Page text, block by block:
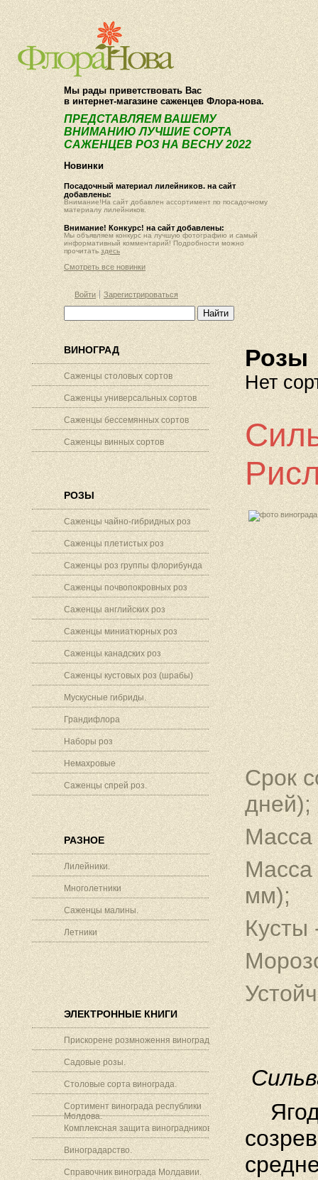
О компании Как купить
Мы рады приветствовать Вас
в интернет-магазине саженцев Флора-нова.
ПРЕДСТАВЛЯЕМ ВАШЕМУ
ВНИМАНИЮ ЛУЧШИЕ СОРТА
САЖЕНЦЕВ РОЗ НА ВЕСНУ 2022
Новинки
Посадочный материал лилейников. на сайт
добавлены:
Внимание!На сайт добавлен ассортимент по посадочному
материалу лилейников.
Внимание! Конкурс! на сайт добавлены:
Мы объявляем конкурс на лучшую фотографию и самый
информативный комментарий! Подробности можно
прочитать здесь
Смотреть все новинки
Войти Зарегистрироваться
ВИНОГРАД
Саженцы столовых сортов
Саженцы универсальных сортов
Саженцы бессемянных сортов
Саженцы винных сортов
РОЗЫ
Саженцы чайно-гибридных роз
Саженцы плетистых роз
Саженцы роз группы флорибунда
Саженцы почвопокровных роз
Саженцы английских роз
Саженцы миниатюрных роз
Саженцы канадских роз
Саженцы кустовых роз (шрабы)
Мускусные гибриды.
Грандифлора
Наборы роз
Немахровые
Саженцы спрей роз.
РАЗНОЕ
Лилейники.
Многолетники
Саженцы малины.
Летники
ЭЛЕКТРОННЫЕ КНИГИ
Прискорене розмноження винограду.
Садовые розы.
Столовые сорта винограда.
Сортимент винограда республики
Молдова.
Комплексная защита виноградников.
Виноградарство.
Справочник винограда Молдавии.
Розы
Нет
Срок
дней);
Масса
Масса
мм);
Кусты